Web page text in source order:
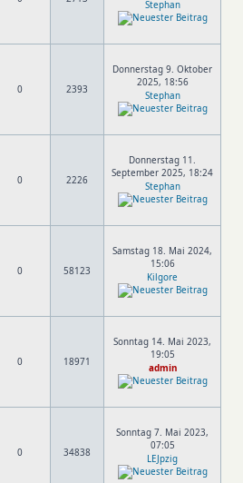
Stephan
0 2393
Donnerstag 9. Oktober
2025, 18:56
Stephan
0 2226
Donnerstag 11.
September 2025, 18:24
Stephan
0 58123
Samstag 18. Mai 2024,
15:06
Kilgore
0 18971
Sonntag 14. Mai 2023,
19:05
admin
0 34838
Sonntag 7. Mai 2023,
07:05
LEJpzig